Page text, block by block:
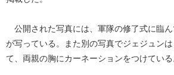
公開された写真には、軍隊の修了式に臨
が写っている。また別の写真でジェジュン
て、両親の胸にカーネーションをつけている